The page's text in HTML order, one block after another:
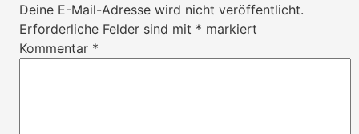
Deine E-Mail-Adresse wird nicht veröffentlicht.
Erforderliche Felder sind mit * markiert
Kommentar *